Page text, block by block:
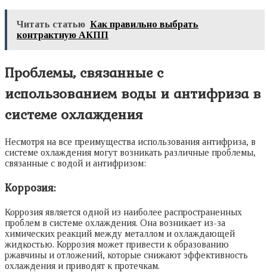
Читать статью Как правильно выбрать
контрактную АКПП
Проблемы, связанные с
использованием воды и антифриза в
системе охлаждения
Несмотря на все преимущества использования антифриза, в
системе охлаждения могут возникать различные проблемы,
связанные с водой и антифризом:
Коррозия:
Коррозия является одной из наиболее распространенных
проблем в системе охлаждения. Она возникает из-за
химических реакций между металлом и охлаждающей
жидкостью. Коррозия может привести к образованию
ржавчины и отложений, которые снижают эффективность
охлаждения и приводят к протечкам.